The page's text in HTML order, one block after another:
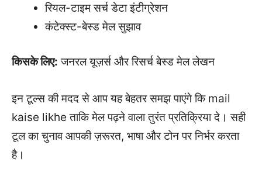
रियल-टाइम सर्च डेटा इंटीग्रेशन
कंटेक्स्ट-बेस्ड मेल सुझाव
किसके लिए: जनरल यूज़र्स और रिसर्च बेस्ड मेल लेखन
इन टूल्स की मदद से आप यह बेहतर समझ पाएंगे कि mail
kaise likhe ताकि मेल पढ़ने वाला तुरंत प्रतिक्रिया दे। सही
टूल का चुनाव आपकी ज़रूरत, भाषा और टोन पर निर्भर करता
है।